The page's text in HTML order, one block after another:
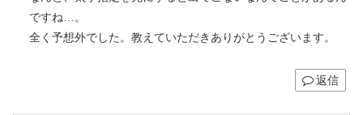
ですね…。
全く予想外でした。教えていただきありがとうございます。
返信